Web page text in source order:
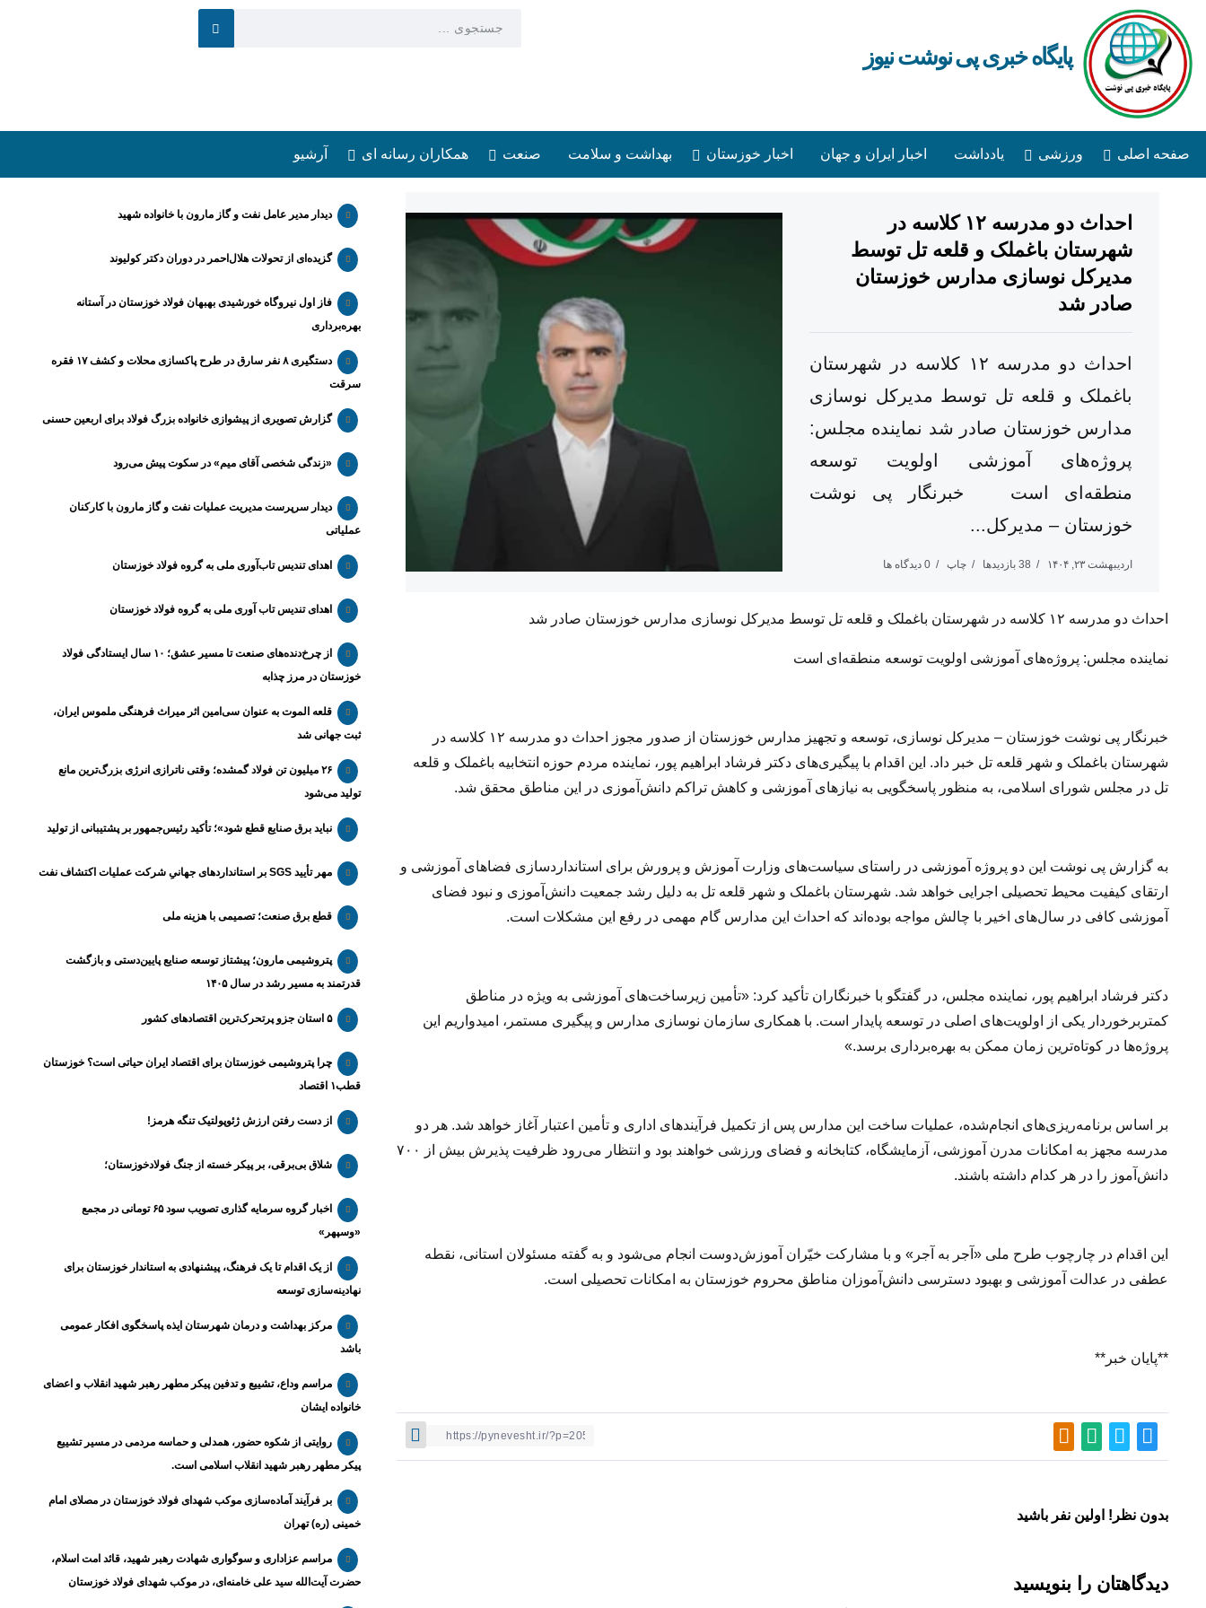
پایگاه خبری پی نوشت نیوز
صفحه اصلی ورزشی یادداشت اخبار ایران و جهان اخبار خوزستان بهداشت و سلامت صنعت همکاران رسانه ای آرشیو
احداث دو مدرسه ۱۲ کلاسه در
شهرستان باغملک و قلعه تل توسط
مدیرکل نوسازی مدارس خوزستان
صادر شد
احداث دو مدرسه ۱۲ کلاسه در شهرستان
باغملک و قلعه تل توسط مدیرکل نوسازی
مدارس خوزستان صادر شد نماینده مجلس:
پروژه‌های آموزشی اولویت توسعه
منطقه‌ای است خبرنگار پی نوشت
خوزستان – مدیرکل...
اردیبهشت ۲۳, ۱۴۰۴ 38 بازدیدها چاپ 0 دیدگاه ها
احداث دو مدرسه ۱۲ کلاسه در شهرستان باغملک و قلعه تل توسط مدیرکل نوسازی مدارس خوزستان صادر شد
نماینده مجلس: پروژه‌های آموزشی اولویت توسعه منطقه‌ای است
خبرنگار پی نوشت خوزستان – مدیرکل نوسازی، توسعه و تجهیز مدارس خوزستان از صدور مجوز احداث دو مدرسه ۱۲ کلاسه در
شهرستان باغملک و شهر قلعه تل خبر داد. این اقدام با پیگیری‌های دکتر فرشاد ابراهیم پور، نماینده مردم حوزه انتخابیه باغملک و قلعه
تل در مجلس شورای اسلامی، به منظور پاسخگویی به نیازهای آموزشی و کاهش تراکم دانش‌آموزی در این مناطق محقق شد.
به گزارش پی نوشت این دو پروژه آموزشی در راستای سیاست‌های وزارت آموزش و پرورش برای استانداردسازی فضاهای آموزشی و
ارتقای کیفیت محیط تحصیلی اجرایی خواهد شد. شهرستان باغملک و شهر قلعه تل به دلیل رشد جمعیت دانش‌آموزی و نبود فضای
آموزشی کافی در سال‌های اخیر با چالش مواجه بوده‌اند که احداث این مدارس گام مهمی در رفع این مشکلات است.
دکتر فرشاد ابراهیم پور، نماینده مجلس، در گفتگو با خبرنگاران تأکید کرد: «تأمین زیرساخت‌های آموزشی به ویژه در مناطق
کمتربرخوردار یکی از اولویت‌های اصلی در توسعه پایدار است. با همکاری سازمان نوسازی مدارس و پیگیری مستمر، امیدواریم این
پروژه‌ها در کوتاه‌ترین زمان ممکن به بهره‌برداری برسد.»
بر اساس برنامه‌ریزی‌های انجام‌شده، عملیات ساخت این مدارس پس از تکمیل فرآیندهای اداری و تأمین اعتبار آغاز خواهد شد. هر دو
مدرسه مجهز به امکانات مدرن آموزشی، آزمایشگاه، کتابخانه و فضای ورزشی خواهند بود و انتظار می‌رود ظرفیت پذیرش بیش از ۷۰۰
دانش‌آموز را در هر کدام داشته باشند.
این اقدام در چارچوب طرح ملی «آجر به آجر» و با مشارکت خیّران آموزش‌دوست انجام می‌شود و به گفته مسئولان استانی، نقطه
عطفی در عدالت آموزشی و بهبود دسترسی دانش‌آموزان مناطق محروم خوزستان به امکانات تحصیلی است.
**پایان خبر**
بدون نظر! اولین نفر باشید
دیدگاهتان را بنویسید
دیدار مدیر عامل نفت و گاز مارون با خانواده شهید
گزیده‌ای از تحولات هلال‌احمر در دوران دکتر کولیوند
فاز اول نیروگاه خورشیدی بهبهان فولاد خوزستان در آستانه
بهره‌برداری
دستگیری ۸ نفر سارق در طرح پاکسازی محلات و کشف ۱۷ فقره
سرقت
گزارش تصویری از پیشوازی خانواده بزرگ فولاد برای اربعین حسنی
«زندگی شخصی آقای میم» در سکوت پیش می‌رود
دیدار سرپرست مدیریت عملیات نفت و گاز مارون با کارکنان
عملیاتی
اهدای تندیس تاب‌آوری ملی به گروه فولاد خوزستان
اهدای تندیس تاب آوری ملی به گروه فولاد خوزستان
از چرخ‌دنده‌های صنعت تا مسیر عشق؛ ۱۰ سال ایستادگی فولاد
خوزستان در مرز چذابه
قلعه الموت به عنوان سی‌امین اثر میراث‌ فرهنگی ملموس ایران،
ثبت جهانی شد
۲۶ میلیون تن فولاد گمشده؛ وقتی ناترازی انرژی بزرگ‌ترین مانع
تولید می‌شود
نباید برق صنایع قطع شود»؛ تأکید رئیس‌جمهور بر پشتیبانی از تولید
مهر تأیید SGS بر استانداردهای جهانیِ شرکت عملیات اکتشاف نفت
قطع برق صنعت؛ تصمیمی با هزینه ملی
پتروشیمی مارون؛ پیشتاز توسعه صنایع پایین‌دستی و بازگشت
قدرتمند به مسیر رشد در سال ۱۴۰۵
۵ استان جزو پرتحرک‌ترین اقتصاد‌های کشور
چرا پتروشیمی خوزستان برای اقتصاد ایران حیاتی است؟ خوزستان
قطب۱ اقتصاد
از دست رفتن ارزش ژئوپولتیک تنگه هرمز!
شلاق‌ بی‌برقی، بر پیکر خسته‌ از جنگ فولادخوزستان؛
اخبار گروه سرمایه گذاری تصویب سود ۶۵ تومانی در مجمع
«وسپهر»
از یک اقدام تا یک فرهنگ، پیشنهادی به استاندار خوزستان برای
نهادینه‌سازی توسعه
مرکز بهداشت و درمان شهرستان ایذه پاسخگوی افکار عمومی
باشد
مراسم وداع، تشییع و تدفین پیکر مطهر رهبر شهید انقلاب و اعضای
خانواده ایشان
روایتی از شکوه حضور، همدلی و حماسه مردمی در مسیر تشییع
پیکر مطهر رهبر شهید انقلاب اسلامی است.
بر فرآیند آماده‌سازی موکب شهدای فولاد خوزستان در مصلای امام
خمینی (ره) تهران
مراسم عزاداری و سوگواری شهادت رهبر شهید، قائد امت اسلام،
حضرت آیت‌الله سید علی خامنه‌ای، در موکب شهدای فولاد خوزستان